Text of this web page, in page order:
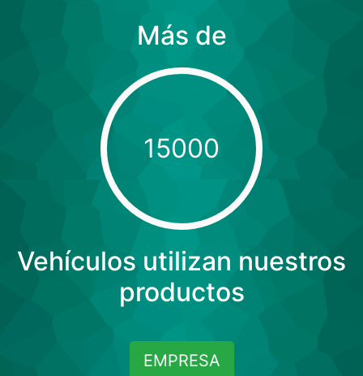
Más de
15000
Vehículos utilizan nuestros
productos
EMPRESA